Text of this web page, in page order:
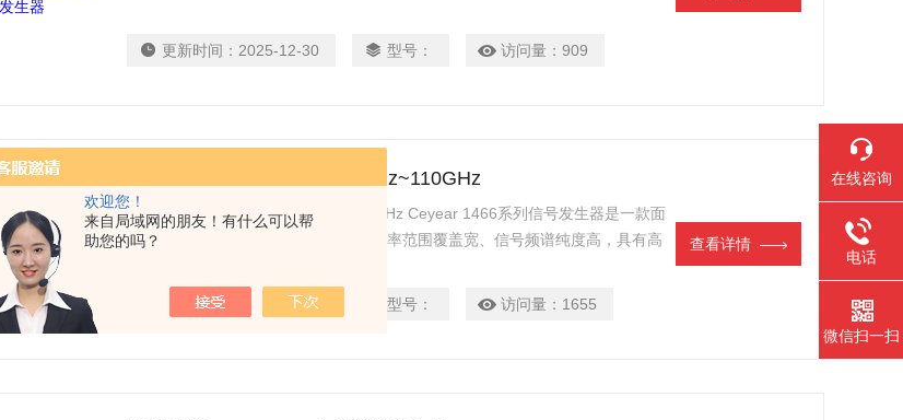
欢迎您！
来自局域网的朋友！有什么可以帮
助您的吗？
更新时间： 2025-12-30 型号： 访问量：909
思仪1466系列信号发生器 6kHz~110GHz
思仪1466系列信号发生器 6kHz~110GHz Ceyear 1466系列信号发生器是一款面
向微波毫米波测试的通用测试仪器，频率范围覆盖宽、信号频谱纯度高，具有高
测试要求。模拟扫描、模拟调制、脉冲调制等丰富的内置功能让测试更加得心应
更新时间： 2025-12-30 型号： 访问量： 1655
查看详情
在线咨询
电话
微信扫一扫